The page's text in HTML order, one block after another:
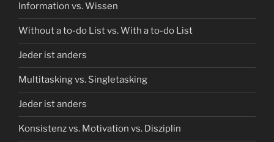
Information vs. Wissen
Without a to-do List vs. With a to-do List
Jeder ist anders
Multitasking vs. Singletasking
Jeder ist anders
Konsistenz vs. Motivation vs. Disziplin